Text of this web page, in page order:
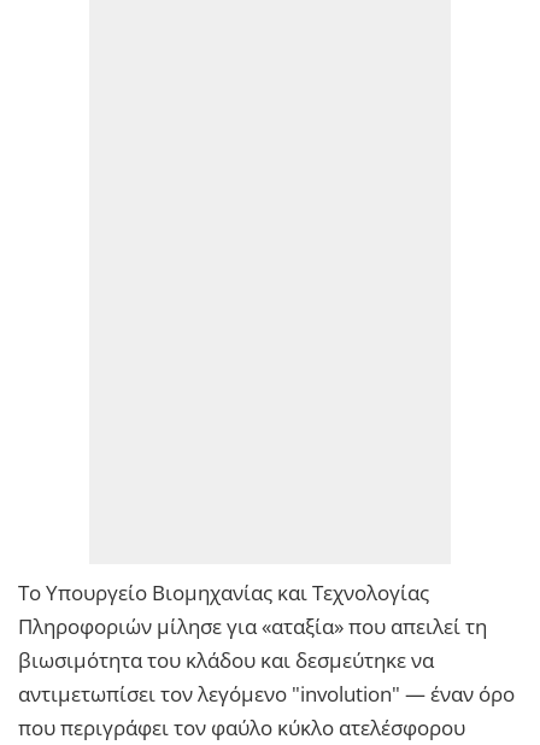
Το Υπουργείο Βιομηχανίας και Τεχνολογίας
Πληροφοριών μίλησε για «αταξία» που απειλεί τη
βιωσιμότητα του κλάδου και δεσμεύτηκε να
αντιμετωπίσει τον λεγόμενο "involution" — έναν όρο
που περιγράφει τον φαύλο κύκλο ατελέσφορου